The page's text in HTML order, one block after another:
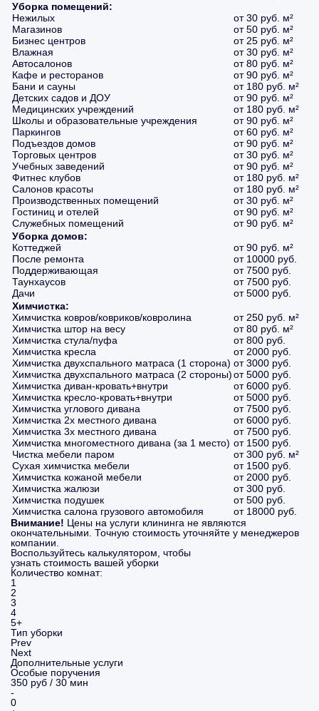
Уборка помещений:
Нежилых
от 30 руб. м²
Магазинов
от 50 руб. м²
Бизнес центров
от 25 руб. м²
Влажная
от 30 руб. м²
Автосалонов
от 80 руб. м²
Кафе и ресторанов
от 90 руб. м²
Бани и сауны
от 180 руб. м²
Детских садов и ДОУ
от 90 руб. м²
Медицинских учреждений
от 180 руб. м²
Школы и образовательные учреждения
от 90 руб. м²
Паркингов
от 60 руб. м²
Подъездов домов
от 90 руб. м²
Торговых центров
от 30 руб. м²
Учебных заведений
от 90 руб. м²
Фитнес клубов
от 180 руб. м²
Салонов красоты
от 180 руб. м²
Производственных помещений
от 30 руб. м²
Гостиниц и отелей
от 90 руб. м²
Служебных помещений
от 90 руб. м²
Уборка домов:
Коттеджей
от 90 руб. м²
После ремонта
от 10000 руб.
Поддерживающая
от 7500 руб.
Таунхаусов
от 7500 руб.
Дачи
от 5000 руб.
Химчистка:
Химчистка ковров/ковриков/ковролина
от 250 руб. м²
Химчистка штор на весу
от 80 руб. м²
Химчистка стула/пуфа
от 800 руб.
Химчистка кресла
от 2000 руб.
Химчистка двухспального матраса (1 сторона) от 3000 руб.
Химчистка двухспального матраса (2 стороны)от 5000 руб.
Химчистка диван-кровать+внутри
от 6000 руб.
Химчистка кресло-кровать+внутри
от 5000 руб.
Химчистка углового дивана
от 7500 руб.
Химчистка 2х местного дивана
от 6000 руб.
Химчистка 3х местного дивана
от 7500 руб.
Химчистка многоместного дивана (за 1 место) от 1500 руб.
Чистка мебели паром
от 300 руб. м²
Сухая химчистка мебели
от 1500 руб.
Химчистка кожаной мебели
от 2000 руб.
Химчистка жалюзи
от 300 руб.
Химчистка подушек
от 500 руб.
Химчистка салона грузового автомобиля
от 18000 руб.
Внимание! Цены на услуги клининга не являются
окончательными. Точную стоимость уточняйте у менеджеров
компании.
Воспользуйтесь калькулятором, чтобы
узнать стоимость вашей уборки
Количество комнат:
1
2
3
4
5+
Тип уборки
Prev
Next
Дополнительные услуги
Особые поручения
350 руб / 30 мин
-
0